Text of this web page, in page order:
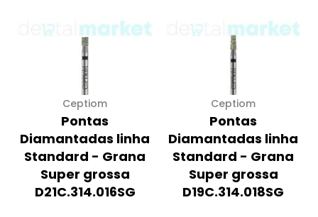
Ceptiom
Pontas
Diamantadas linha
Standard - Grana
Super grossa
D21C.314.016SG
Ceptiom
Pontas
Diamantadas linha
Standard - Grana
Super grossa
D19C.314.018SG